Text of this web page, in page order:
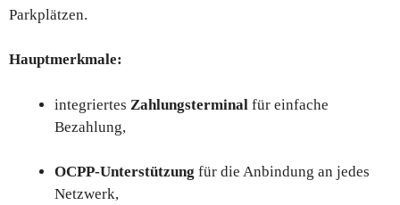
Parkplätzen.
Hauptmerkmale:
integriertes Zahlungsterminal für einfache
Bezahlung,
OCPP-Unterstützung für die Anbindung an jedes
Netzwerk,